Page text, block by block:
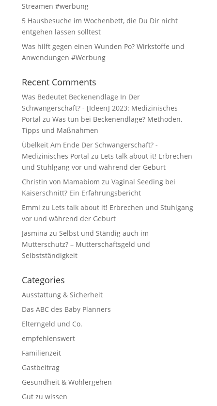
Streamen #werbung
5 Hausbesuche im Wochenbett, die Du Dir nicht
entgehen lassen solltest
Was hilft gegen einen Wunden Po? Wirkstoffe und
Anwendungen #Werbung
Recent Comments
Was Bedeutet Beckenendlage In Der
Schwangerschaft? - [Ideen] 2023: Medizinisches
Portal zu Was tun bei Beckenendlage? Methoden,
Tipps und Maßnahmen
Übelkeit Am Ende Der Schwangerschaft? -
Medizinisches Portal zu Lets talk about it! Erbrechen
und Stuhlgang vor und während der Geburt
Christin von Mamabiom zu Vaginal Seeding bei
Kaiserschnitt? Ein Erfahrungsbericht
Emmi zu Lets talk about it! Erbrechen und Stuhlgang
vor und während der Geburt
Jasmina zu Selbst und Ständig auch im
Mutterschutz? – Mutterschaftsgeld und
Selbstständigkeit
Categories
Ausstattung & Sicherheit
Das ABC des Baby Planners
Elterngeld und Co.
empfehlenswert
Familienzeit
Gastbeitrag
Gesundheit & Wohlergehen
Gut zu wissen